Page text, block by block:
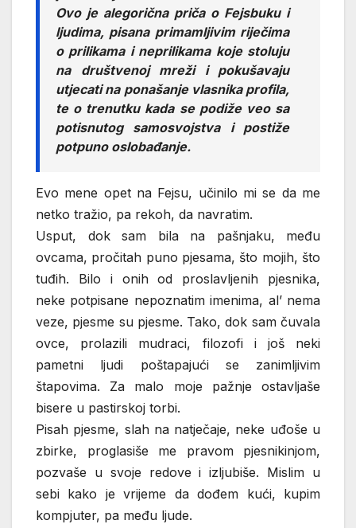
Ovo je alegorična priča o Fejsbuku i
ljudima, pisana primamljivim riječima
o prilikama i neprilikama koje stoluju
na društvenoj mreži i pokušavaju
utjecati na ponašanje vlasnika profila,
te o trenutku kada se podiže veo sa
potisnutog samosvojstva i postiže
potpuno oslobađanje.
Evo mene opet na Fejsu, učinilo mi se da me
netko tražio, pa rekoh, da navratim.
Usput, dok sam bila na pašnjaku, među
ovcama, pročitah puno pjesama, što mojih, što
tuđih. Bilo i onih od proslavljenih pjesnika,
neke potpisane nepoznatim imenima, al’ nema
veze, pjesme su pjesme. Tako, dok sam čuvala
ovce, prolazili mudraci, filozofi i još neki
pametni ljudi poštapajući se zanimljivim
štapovima. Za malo moje pažnje ostavljaše
bisere u pastirskoj torbi.
Pisah pjesme, slah na natječaje, neke uđoše u
zbirke, proglasiše me pravom pjesnikinjom,
pozvaše u svoje redove i izljubiše. Mislim u
sebi kako je vrijeme da dođem kući, kupim
kompjuter, pa među ljude.